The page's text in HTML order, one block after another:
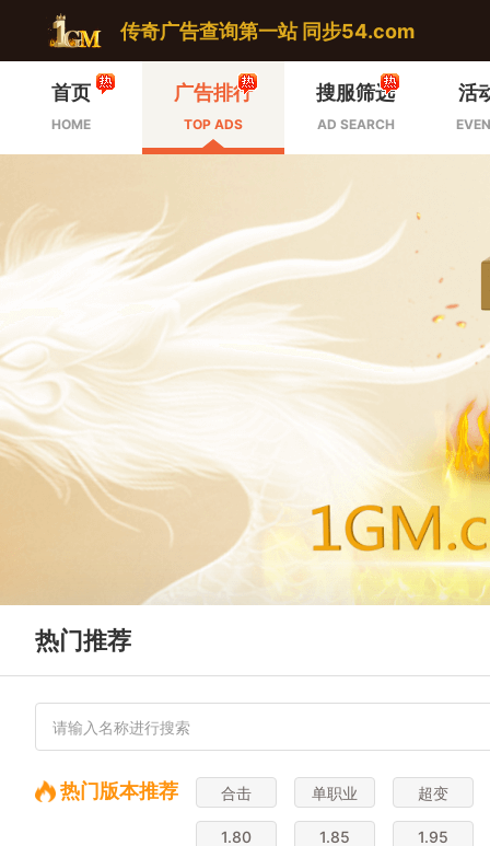
传奇广告查询第一站 同步54.com
首页
HOME
广告排行
TOP ADS
搜服筛选
AD SEARCH
活
热门推荐
热门版本推荐 合击 单职业 超变
1.80 1.85 1.95